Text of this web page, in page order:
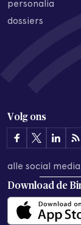
personalia
dossiers
Volg ons
alle social
Download de